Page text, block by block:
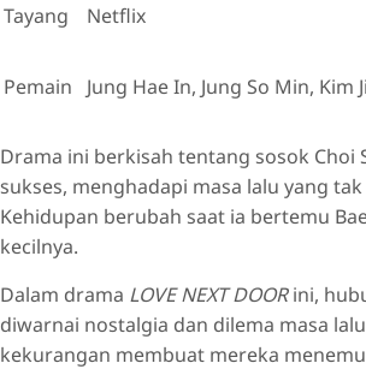
Tayang Netflix
Pemain Jung Hae In, Jung So Min, Kim
Drama ini berkisah tentang sosok Choi
sukses, menghadapi masa lalu yang
Kehidupan berubah saat ia bertemu
kecilnya.
Dalam drama LOVE NEXT DOORini,
diwarnai nostalgia dan dilema masa
kekurangan membuat mereka